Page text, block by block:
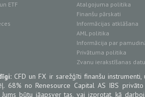
ETF
Atalgojuma politika
Finanšu pārskati
Informācijas atklāšana
AML politika
Informācija par
Privātuma politika
Zvanu ierakstīšanas
CFD un FX ir sarežģīti finanšu
68% no Renesource Capital AS IBS
Jums būtu jāapsver tas, vai izprotat, kā